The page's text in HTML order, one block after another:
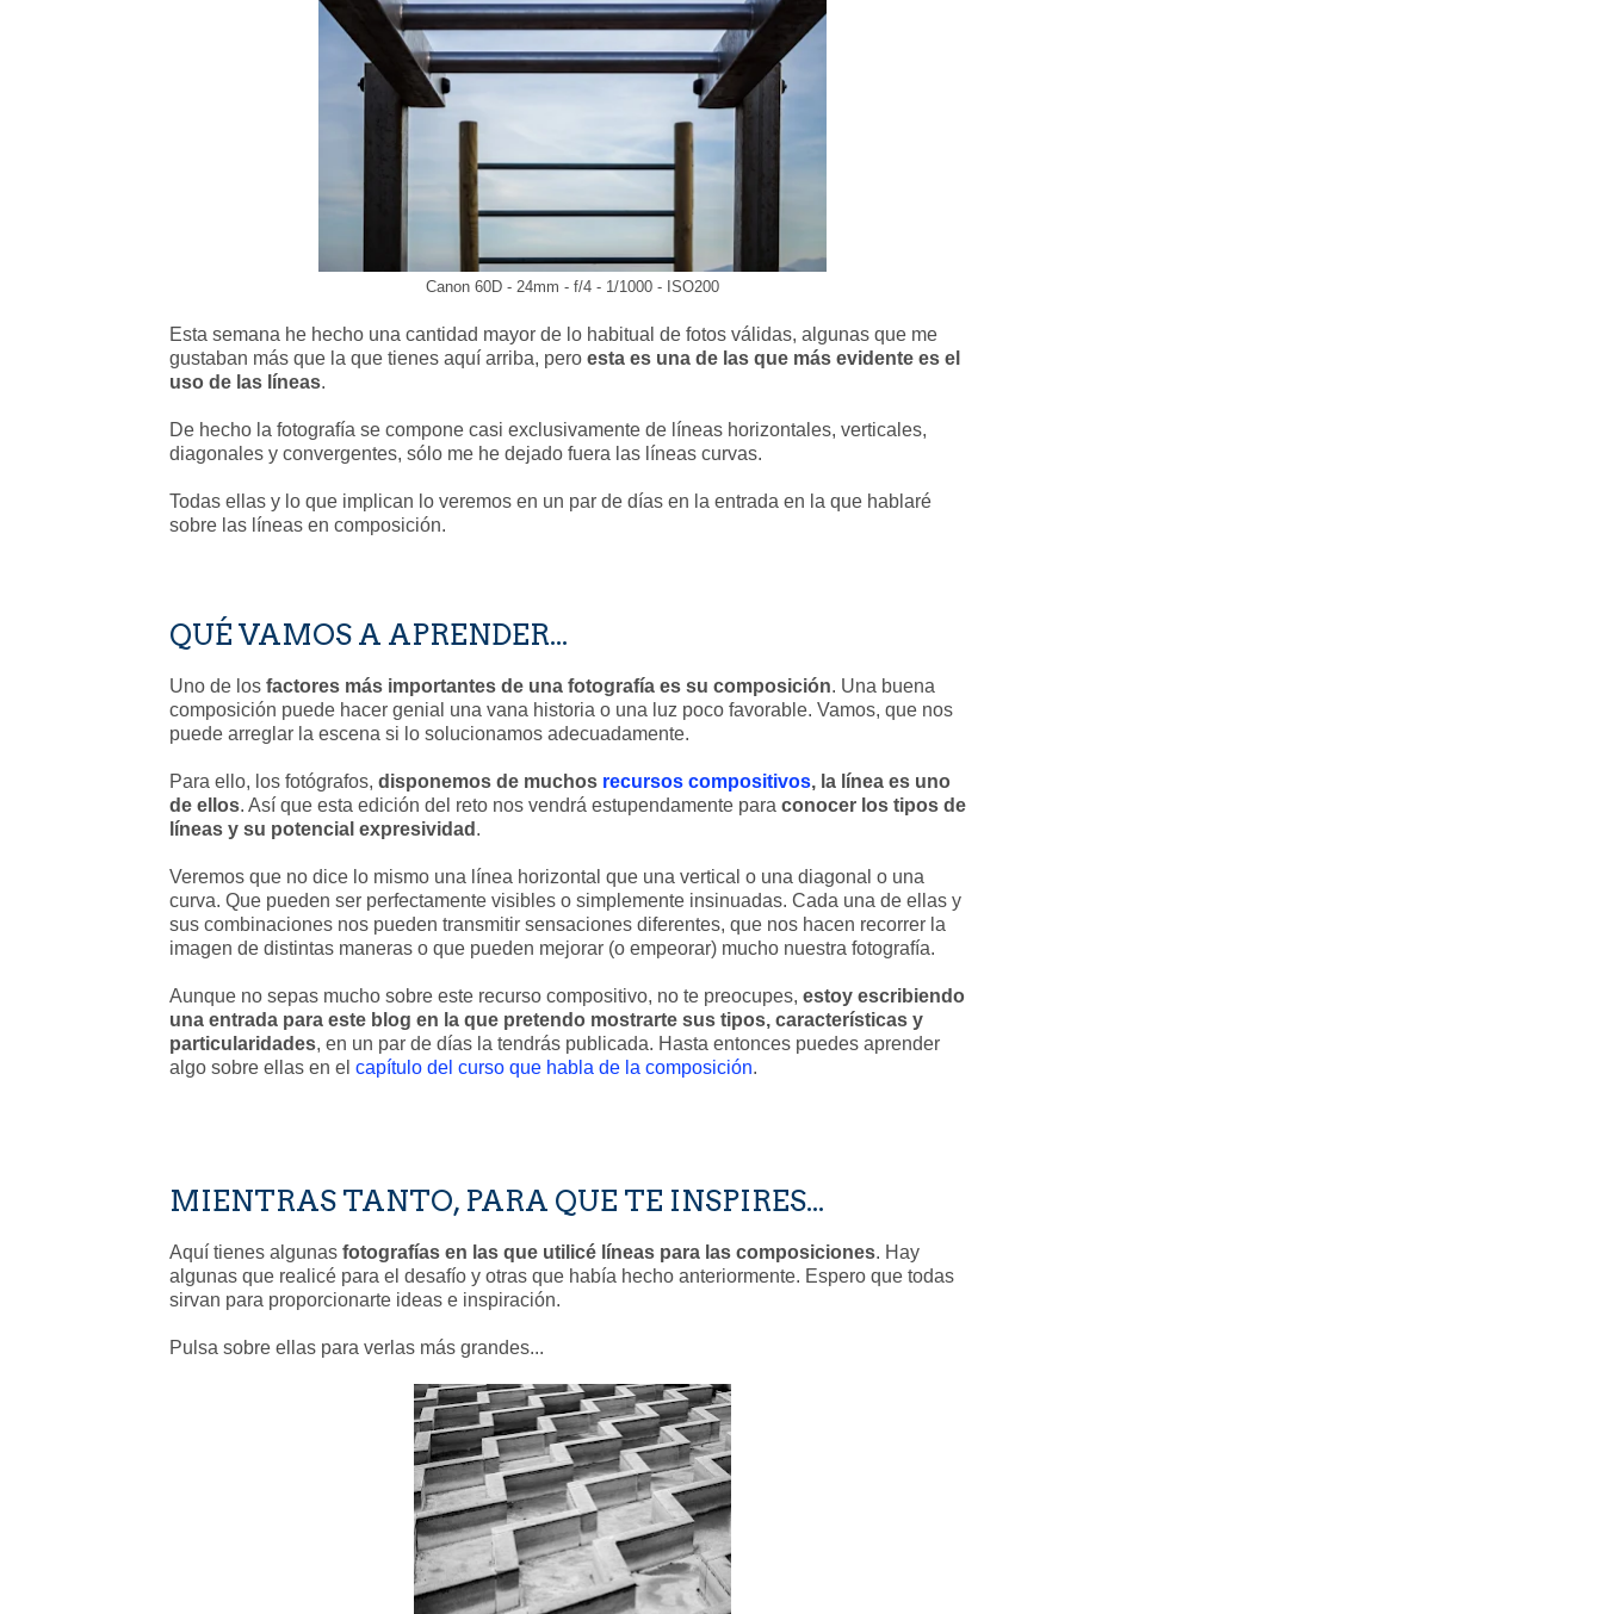
Canon 60D - 24mm - f/4 - 1/1000 - ISO200
Esta semana he hecho una cantidad mayor de lo habitual de fotos válidas, algunas que me
gustaban más que la que tienes aquí arriba, pero esta es una de las que más evidente es el
uso de las líneas.
De hecho la fotografía se compone casi exclusivamente de líneas horizontales, verticales,
diagonales y convergentes, sólo me he dejado fuera las líneas curvas.
Todas ellas y lo que implican lo veremos en un par de días en la entrada en la que hablaré
sobre las líneas en composición.
QUÉ VAMOS A APRENDER...
Uno de los factores más importantes de una fotografía es su composición. Una buena
composición puede hacer genial una vana historia o una luz poco favorable. Vamos, que nos
puede arreglar la escena si lo solucionamos adecuadamente.
Para ello, los fotógrafos, disponemos de muchos recursos compositivos, la línea es uno
de ellos. Así que esta edición del reto nos vendrá estupendamente para conocer los tipos de
líneas y su potencial expresividad .
Veremos que no dice lo mismo una línea horizontal que una vertical o una diagonal o una
curva. Que pueden ser perfectamente visibles o simplemente insinuadas. Cada una de ellas y
sus combinaciones nos pueden transmitir sensaciones diferentes, que nos hacen recorrer la
imagen de distintas maneras o que pueden mejorar (o empeorar) mucho nuestra fotografía.
Aunque no sepas mucho sobre este recurso compositivo, no te preocupes, estoy escribiendo
una entrada para este blog en la que pretendo mostrarte sus tipos, características y
particularidades, en un par de días la tendrás publicada. Hasta entonces puedes aprender
algo sobre ellas en el capítulo del curso que habla de la composición.
MIENTRAS TANTO, PARA QUE TE INSPIRES...
Aquí tienes algunas fotografías en las que utilicé líneas para las composiciones. Hay
algunas que realicé para el desafío y otras que había hecho anteriormente. Espero que todas
sirvan para proporcionarte ideas e inspiración.
Pulsa sobre ellas para verlas más grandes...